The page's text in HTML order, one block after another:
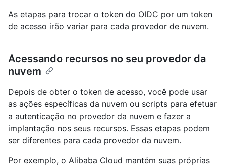
As etapas para trocar o token do OIDC por um token
de acesso irão variar para cada provedor de nuvem.
Acessando recursos no seu provedor da
nuvem
Depois de obter o token de acesso, você pode usar
as ações específicas da nuvem ou scripts para efetuar
a autenticação no provedor da nuvem e fazer a
implantação nos seus recursos. Essas etapas podem
ser diferentes para cada provedor da nuvem.
Por exemplo, o Alibaba Cloud mantém suas próprias